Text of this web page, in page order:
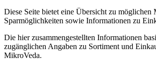
Diese Seite bietet eine Übersicht zu möglichen
Sparmöglichkeiten sowie Informationen zu
Die hier zusammengestellten Informationen
zugänglichen Angaben zu Sortiment und
MikroVeda.